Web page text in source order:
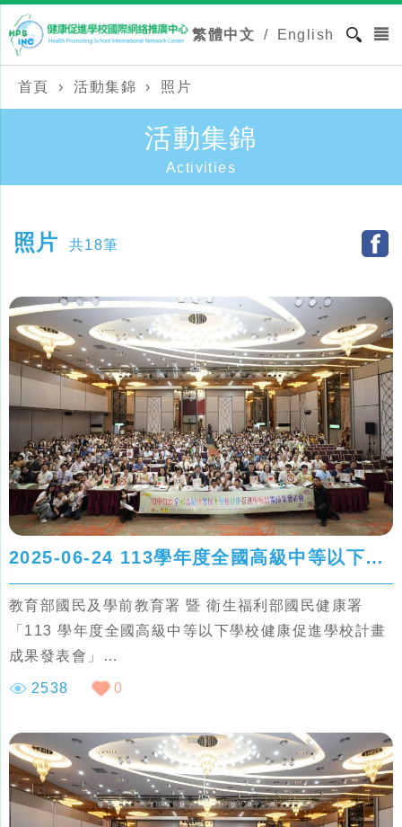
繁體中文 / English
首頁 › 活動集錦 › 照片
活動集錦
Activities
照片 共18筆
2025-06-24 113學年度全國高級中等以下學校健康促進學校計畫成果發表會
教育部國民及學前教育署 暨 衛生福利部國民健康署
「113 學年度全國高級中等以下學校健康促進學校計畫
成果發表會」
1. 得獎縣市教育局與衛生局
2. 卓越獎-金質獎、銀質獎、銅質獎、推動獎
3. 特色獎-社區夥伴獎、創新課程獎、支持環境獎、健
康服務獎
2538 0